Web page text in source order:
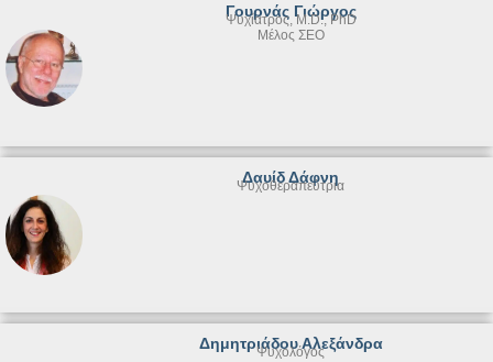
Γουρνάς Γιώργος
Ψυχίατρος, M.D., PhD
Μέλος ΣΕΟ
Δαυίδ Δάφνη
Ψυχοθεραπεύτρια
Δημητριάδου Αλεξάνδρα
Ψυχολόγος